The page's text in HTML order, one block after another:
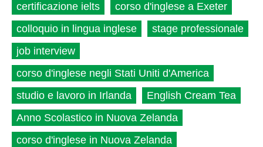
certificazione ielts
corso d'inglese a Exeter
colloquio in lingua inglese
stage professionale
job interview
corso d'inglese negli Stati Uniti d'America
studio e lavoro in Irlanda
English Cream Tea
Anno Scolastico in Nuova Zelanda
corso d'inglese in Nuova Zelanda